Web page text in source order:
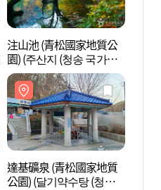
注山池 (青松國家地質公
園) (주산지 (청송 국가지
질공원))
達基礦泉 (青松國家地質
公園) (달기약수탕 (청송